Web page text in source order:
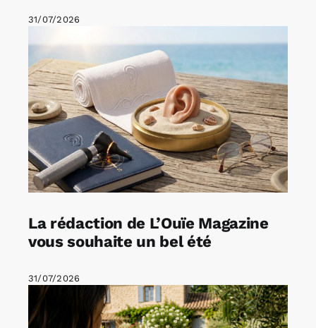
31/07/2026
La rédaction de L’Ouïe Magazine
vous souhaite un bel été
31/07/2026